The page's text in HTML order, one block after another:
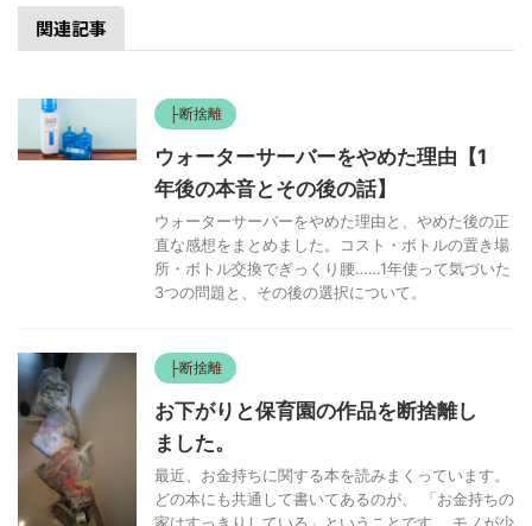
関連記事
├断捨離
ウォーターサーバーをやめた理由【1
年後の本音とその後の話】
ウォーターサーバーをやめた理由と、やめた後の正
直な感想をまとめました。コスト・ボトルの置き場
所・ボトル交換でぎっくり腰……1年使って気づいた
3つの問題と、その後の選択について。
├断捨離
お下がりと保育園の作品を断捨離し
ました。
最近、お金持ちに関する本を読みまくっています。
どの本にも共通して書いてあるのが、 「お金持ちの
家はすっきりしている」ということです。 モノが少